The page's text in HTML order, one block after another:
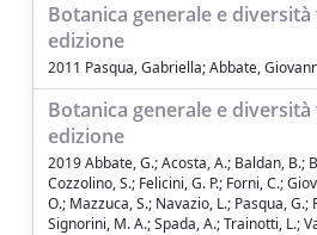
Botanica generale e diversità
edizione
2011 Pasqua, Gabriella; Abbate,
Botanica generale e diversità
edizione
2019 Abbate, G.; Acosta, A.; Baldan, B.;
Cozzolino, S.; Felicini, G. P.; Forni, C.;
O.; Mazzuca, S.; Navazio, L.; Pasqua, G.;
Signorini, M. A.; Spada, A.; Trainotti, L.;